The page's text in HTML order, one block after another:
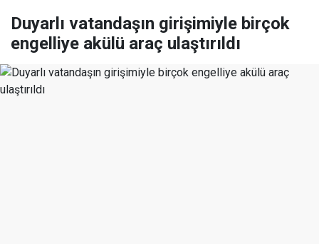
Duyarlı vatandaşın girişimiyle birçok
engelliye akülü araç ulaştırıldı